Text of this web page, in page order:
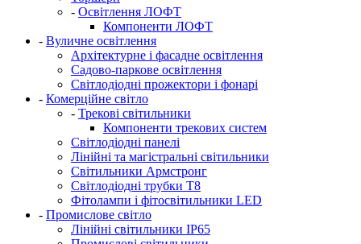
- Освітлення ЛОФТ
Компоненти ЛОФТ
- Вуличне освітлення
Архітектурне і фасадне освітлення
Садово-паркове освітлення
Світлодіодні прожектори і фонарі
- Комерційне світло
- Трекові світильники
Компоненти трекових систем
Світлодіодні панелі
Лінійні та магістральні світильники
Світильники Армстронг
Світлодіодні трубки Т8
Фітолампи і фітосвітильники LED
- Промислове світло
Лінійні світильники IP65